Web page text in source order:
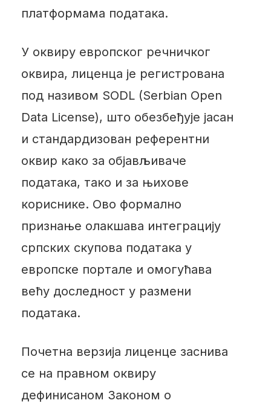
платформама података.
У оквиру европског речничког
оквира, лиценца је регистрована
под називом SODL (Serbian Open
Data License), што обезбеђује јасан
и стандардизован референтни
оквир како за објављиваче
података, тако и за њихове
кориснике. Ово формално
признање олакшава интеграцију
српских скупова података у
европске портале и омогућава
већу доследност у размени
података.
Почетна верзија лиценце заснива
се на правном оквиру
дефинисаном Законом о